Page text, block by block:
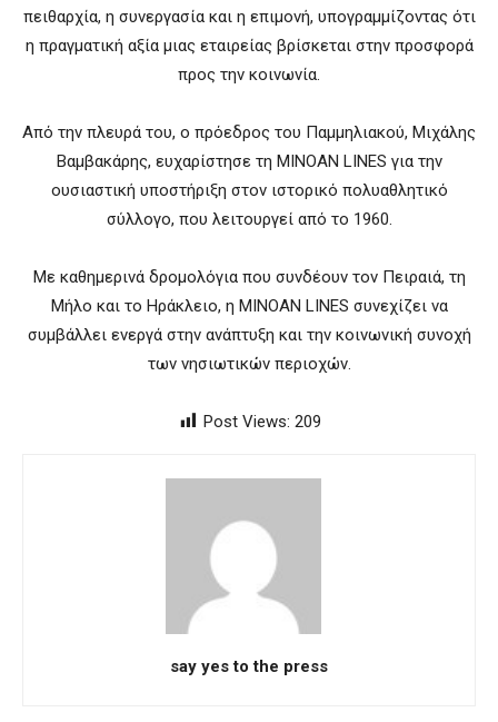
πειθαρχία, η συνεργασία και η επιμονή, υπογραμμίζοντας ότι
η πραγματική αξία μιας εταιρείας βρίσκεται στην προσφορά
προς την κοινωνία.
Από την πλευρά του, ο πρόεδρος του Παμμηλιακού, Μιχάλης
Βαμβακάρης, ευχαρίστησε τη MINOAN LINES για την
ουσιαστική υποστήριξη στον ιστορικό πολυαθλητικό
σύλλογο, που λειτουργεί από το 1960.
Με καθημερινά δρομολόγια που συνδέουν τον Πειραιά, τη
Μήλο και το Ηράκλειο, η MINOAN LINES συνεχίζει να
συμβάλλει ενεργά στην ανάπτυξη και την κοινωνική συνοχή
των νησιωτικών περιοχών.
Post Views: 209
say yes to the press